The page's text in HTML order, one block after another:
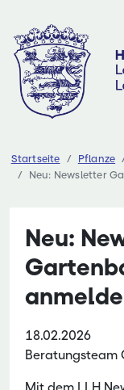
Inhalt
springen
Startseite Pflanze
Neu: Newsletter
Neu:
18.02.2026
Beratungsteam